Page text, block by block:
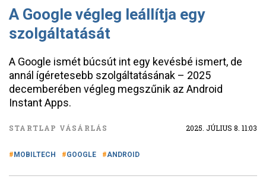
A Google végleg leállítja egy
szolgáltatását
A Google ismét búcsút int egy kevésbé ismert, de
annál ígéretesebb szolgáltatásának – 2025
decemberében végleg megszűnik az Android
Instant Apps.
STARTLAP VÁSÁRLÁS 2025. JÚLIUS 8. 11:03
MOBILTECH GOOGLE ANDROID